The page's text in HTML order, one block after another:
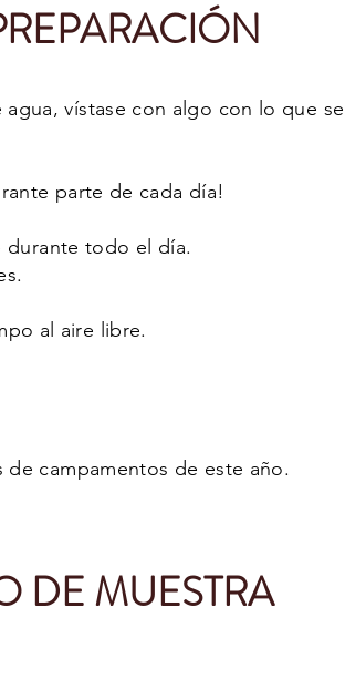
vístase con algo con lo que
parte de cada día!
durante todo el día.
al aire libre.
campamentos de este año.
DE MUESTRA